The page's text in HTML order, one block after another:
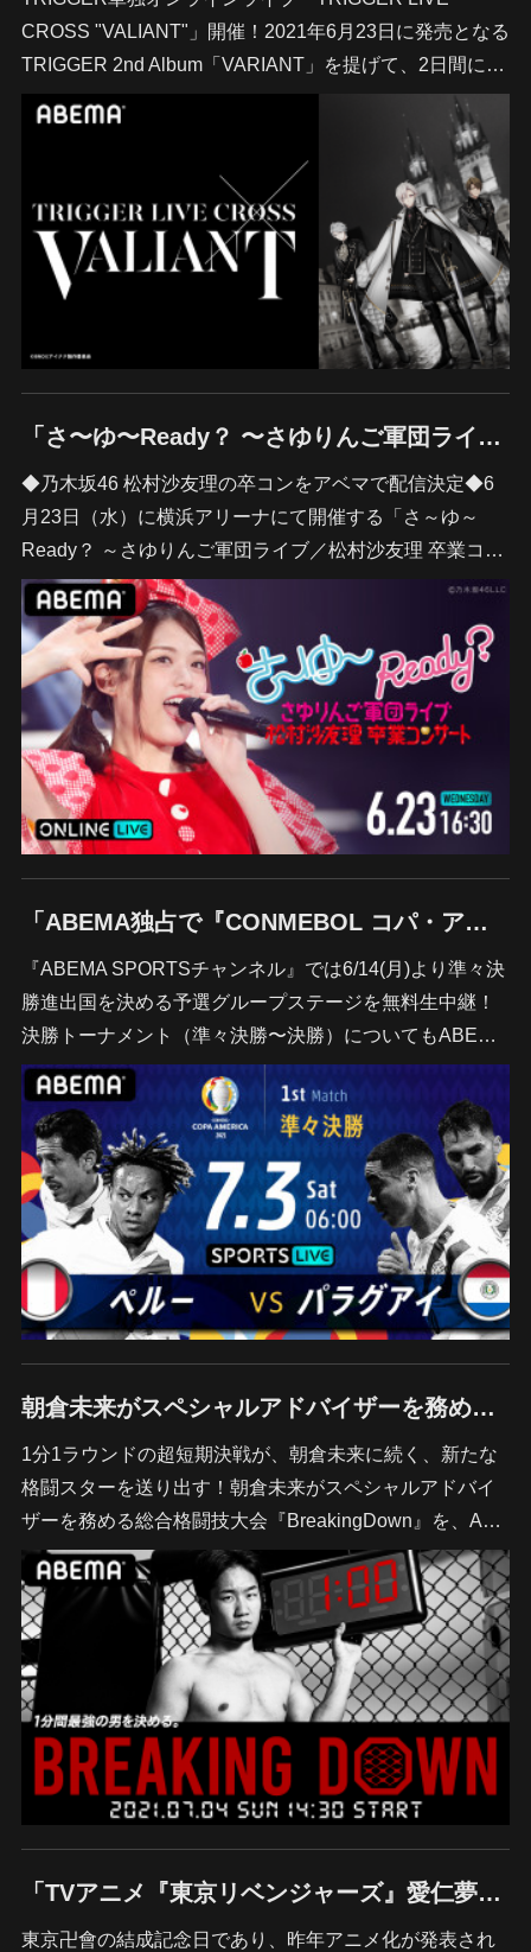
CROSS "VALIANT"」開催！2021年6月23日に発売となる
TRIGGER 2nd Album「VARIANT」を提げて、2日間に…
「さ〜ゆ〜Ready？ 〜さゆりんご軍団ライブ／松村沙友理卒業コンサート〜」
◆乃木坂46 松村沙友理の卒コンをアベマで配信決定◆6
月23日（水）に横浜アリーナにて開催する「さ～ゆ～
Ready？ ～さゆりんご軍団ライブ／松村沙友理 卒業コ…
「ABEMA独占で『CONMEBOL コパ・アメリカ2021』を全試合独占生放送」
『ABEMA SPORTSチャンネル』では6/14(月)より準々決
勝進出国を決める予選グループステージを無料生中継！
決勝トーナメント（準々決勝〜決勝）についてもABE…
朝倉未来がスペシャルアドバイザーを務め「1分間最強の男を決める」MMA大会『BreakingDown』を7月4日(日)に独占生配信決定！
1分1ラウンドの超短期決戦が、朝倉未来に続く、新たな
格闘スターを送り出す！朝倉未来がスペシャルアドバイ
ザーを務める総合格闘技大会『BreakingDown』を、A…
「TVアニメ『東京リベンジャーズ』愛仁夢化解禁壱周年＆東京卍會結成記念威弁斗」
東京卍會の結成記念日であり、昨年アニメ化が発表され